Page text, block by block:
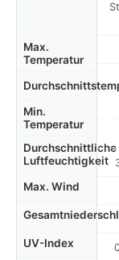
Max.
Temperatur
Min.
Temperatur
Durchschnittliche
Luftfeuchtigkeit
Max. Wind
UV-Index